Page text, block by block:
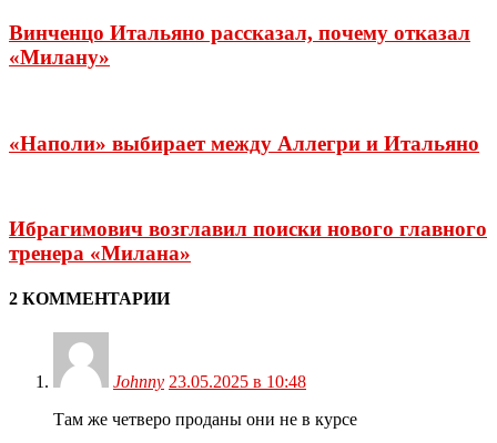
Винченцо Итальяно рассказал, почему отказал
«Милану»
«Наполи» выбирает между Аллегри и Итальяно
Ибрагимович возглавил поиски нового главного
тренера «Милана»
2 КОММЕНТАРИИ
Johnny 23.05.2025 в 10:48
Там же четверо проданы они не в курсе